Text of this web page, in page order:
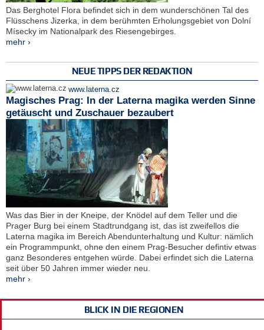
Das Berghotel Flora befindet sich in dem wunderschönen Tal des
Flüsschens Jizerka, in dem berühmten Erholungsgebiet von Dolní
Mísecky im Nationalpark des Riesengebirges.
mehr ›
NEUE TIPPS DER REDAKTION
www.laterna.cz
Magisches Prag: In der Laterna magika werden Sinne
getäuscht und Zuschauer bezaubert
Was das Bier in der Kneipe, der Knödel auf dem Teller und die
Prager Burg bei einem Stadtrundgang ist, das ist zweifellos die
Laterna magika im Bereich Abendunterhaltung und Kultur: nämlich
ein Programmpunkt, ohne den einem Prag-Besucher defintiv etwas
ganz Besonderes entgehen würde. Dabei erfindet sich die Laterna
seit über 50 Jahren immer wieder neu.
mehr ›
BLICK IN DIE REGIONEN